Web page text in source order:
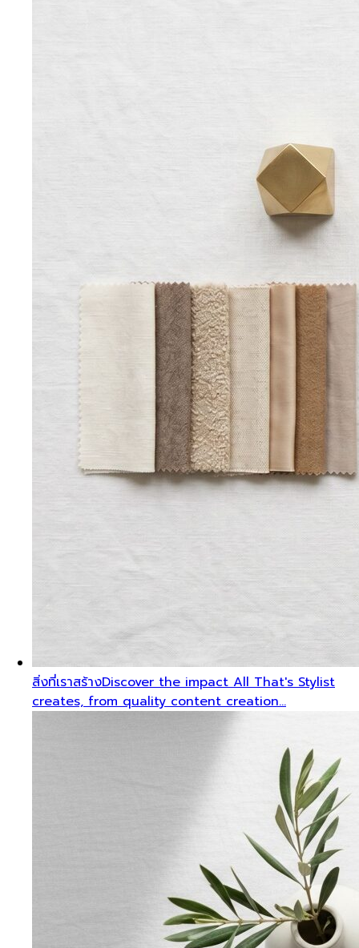
สิ่งที่เราสร้างDiscover the impact All That's Stylist
creates, from quality content creation…